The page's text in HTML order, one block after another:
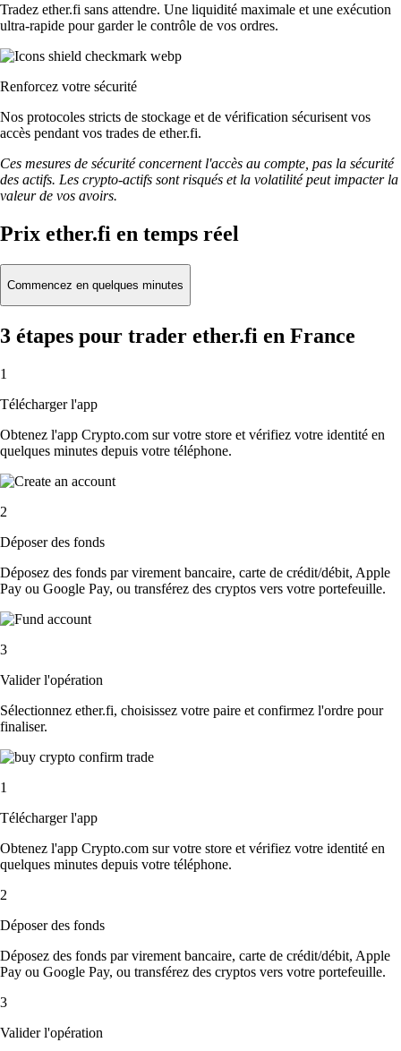
Tradez ether.fi sans attendre. Une liquidité maximale et une exécution
ultra-rapide pour garder le contrôle de vos ordres.
Renforcez votre sécurité
Nos protocoles stricts de stockage et de vérification sécurisent vos
accès pendant vos trades de ether.fi.
Ces mesures de sécurité concernent l'accès au compte, pas la sécurité
des actifs. Les crypto-actifs sont risqués et la volatilité peut impacter la
valeur de vos avoirs.
Prix ether.fi en temps réel
Commencez en quelques minutes
3 étapes pour trader ether.fi en France
1
Télécharger l'app
Obtenez l'app Crypto.com sur votre store et vérifiez votre identité en
quelques minutes depuis votre téléphone.
2
Déposer des fonds
Déposez des fonds par virement bancaire, carte de crédit/débit, Apple
Pay ou Google Pay, ou transférez des cryptos vers votre portefeuille.
3
Valider l'opération
Sélectionnez ether.fi, choisissez votre paire et confirmez l'ordre pour
finaliser.
1
Télécharger l'app
Obtenez l'app Crypto.com sur votre store et vérifiez votre identité en
quelques minutes depuis votre téléphone.
2
Déposer des fonds
Déposez des fonds par virement bancaire, carte de crédit/débit, Apple
Pay ou Google Pay, ou transférez des cryptos vers votre portefeuille.
3
Valider l'opération